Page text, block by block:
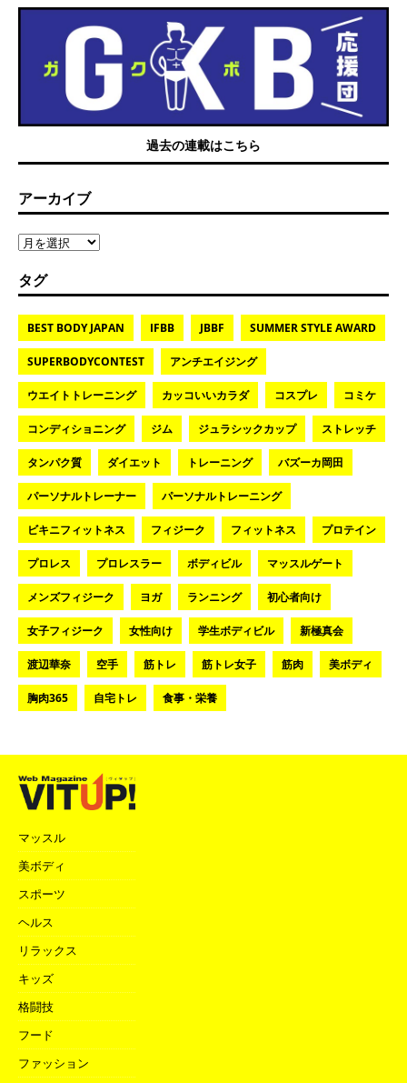
過去の連載はこちら
アーカイブ
タグ
BEST BODY JAPAN IFBB JBBF SUMMER STYLE AWARD
SUPERBODYCONTEST アンチエイジング
ウエイトトレーニング カッコいいカラダ コスプレ コミケ
コンディショニング ジム ジュラシックカップ ストレッチ
タンパク質 ダイエット トレーニング バズーカ岡田
パーソナルトレーナー パーソナルトレーニング
ビキニフィットネス フィジーク フィットネス プロテイン
プロレス プロレスラー ボディビル マッスルゲート
メンズフィジーク ヨガ ランニング 初心者向け
女子フィジーク 女性向け 学生ボディビル 新極真会
渡辺華奈 空手 筋トレ 筋トレ女子 筋肉 美ボディ
胸肉365 自宅トレ 食事・栄養
マッスル
美ボディ
スポーツ
ヘルス
リラックス
キッズ
格闘技
フード
ファッション